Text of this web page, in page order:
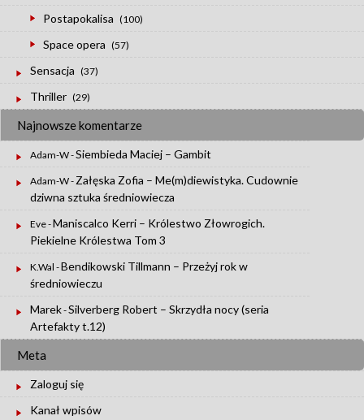
Postapokalisa (100)
Space opera (57)
Sensacja (37)
Thriller (29)
Najnowsze komentarze
Adam-W-Siembieda Maciej – Gambit
Adam-W- Załęska Zofia – Me(m)diewistyka. Cudownie
dziwna sztuka średniowiecza
Eve-Maniscalco Kerri – Królestwo Złowrogich.
Piekielne Królestwa Tom 3
K.Wal -Bendikowski Tillmann – Przeżyj rok w
średniowieczu
Marek-Silverberg Robert – Skrzydła nocy (seria
Artefakty t.12)
Meta
Zaloguj się
Kanał wpisów